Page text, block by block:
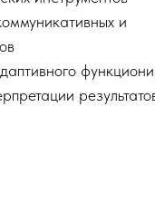
и